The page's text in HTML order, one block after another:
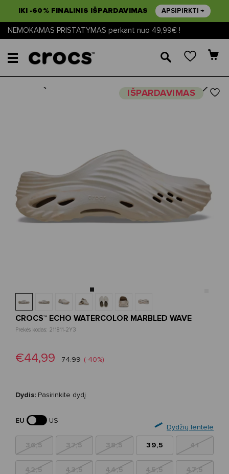
IKI -60% FINALINIS IŠPARDAVIMAS APSIPIRKTI →
NEMOKAMAS PRISTATYMAS perkant nuo 49,99€ !
🔎
IŠPARDAVIMASNext
CROCS™ ECHO WATERCOLOR MARBLED WAVE
Prekės kodas: 211811-2Y3
€44,99 74.99 (-40%)
Dydis: Pasirinkite dydį
EU
US
Dydžių lentelė
36,5 37,5 38,5 39,5 41
42,5 43,5 44,5 45,5 47,5